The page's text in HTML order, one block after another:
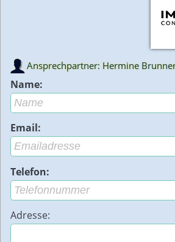
Ansprechpartner: Hermine
Name:
Email:
Telefon:
Adresse: